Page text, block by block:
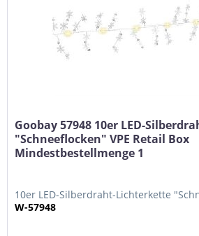
Goobay 57948 10er LED-
"Schneeflocken" VPE Retail Box
Mindestbestellmenge 1
10er LED-Silberdraht-Lichterkette
W-57948